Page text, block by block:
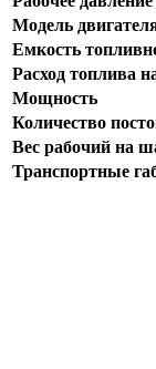
Модель
Емкость
Расход топлива
Мощность
Количество
Вес рабочий на
Транспортные